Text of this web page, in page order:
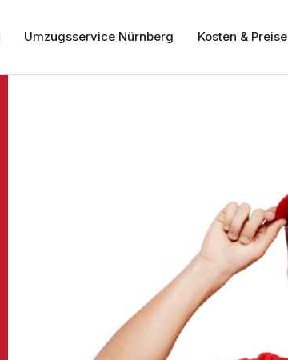
Umzugsservice Nürnberg Kosten & Preise